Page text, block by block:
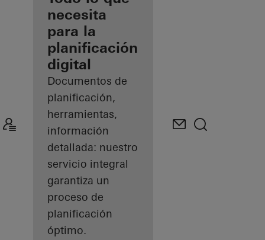
registrado
Descubre
mi área
de
trabajo
necesita
para la
planificación
digital
Documentos de
planificación,
herramientas,
información
detallada: nuestro
servicio integral
garantiza un
proceso de
planificación
óptimo.